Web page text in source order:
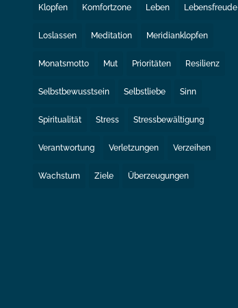
Klopfen Komfortzone Leben Lebensfreude
Loslassen Meditation Meridianklopfen
Monatsmotto Mut Prioritäten Resilienz
Selbstbewusstsein Selbstliebe Sinn
Spiritualität Stress Stressbewältigung
Verantwortung Verletzungen Verzeihen
Wachstum Ziele Überzeugungen